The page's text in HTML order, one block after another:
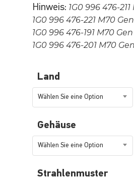
Hinweis: 1G0 996 476-
1G0 996 476-221 M70
1G0 996 476-191 M70
1G0 996 476-201 M70
Land
Wählen Sie eine Option
Gehäuse
Wählen Sie eine Option
Strahlenmuster